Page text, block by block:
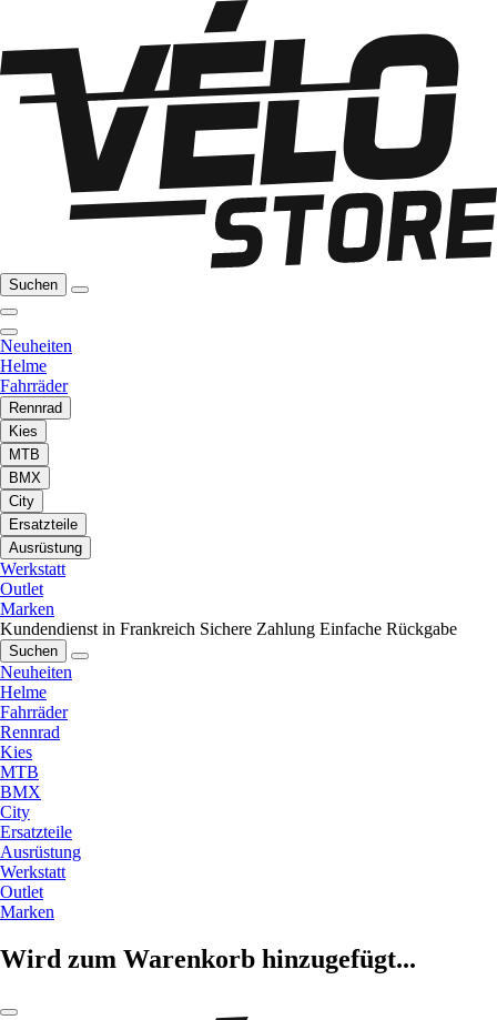
Suchen
Neuheiten
Helme
Fahrräder
Rennrad
Kies
MTB
BMX
City
Ersatzteile
Ausrüstung
Werkstatt
Outlet
Marken
Kundendienst in Frankreich Sichere Zahlung Einfache Rückgabe
Suchen
Neuheiten
Helme
Fahrräder
Rennrad
Kies
MTB
BMX
City
Ersatzteile
Ausrüstung
Werkstatt
Outlet
Marken
Wird zum Warenkorb hinzugefügt...